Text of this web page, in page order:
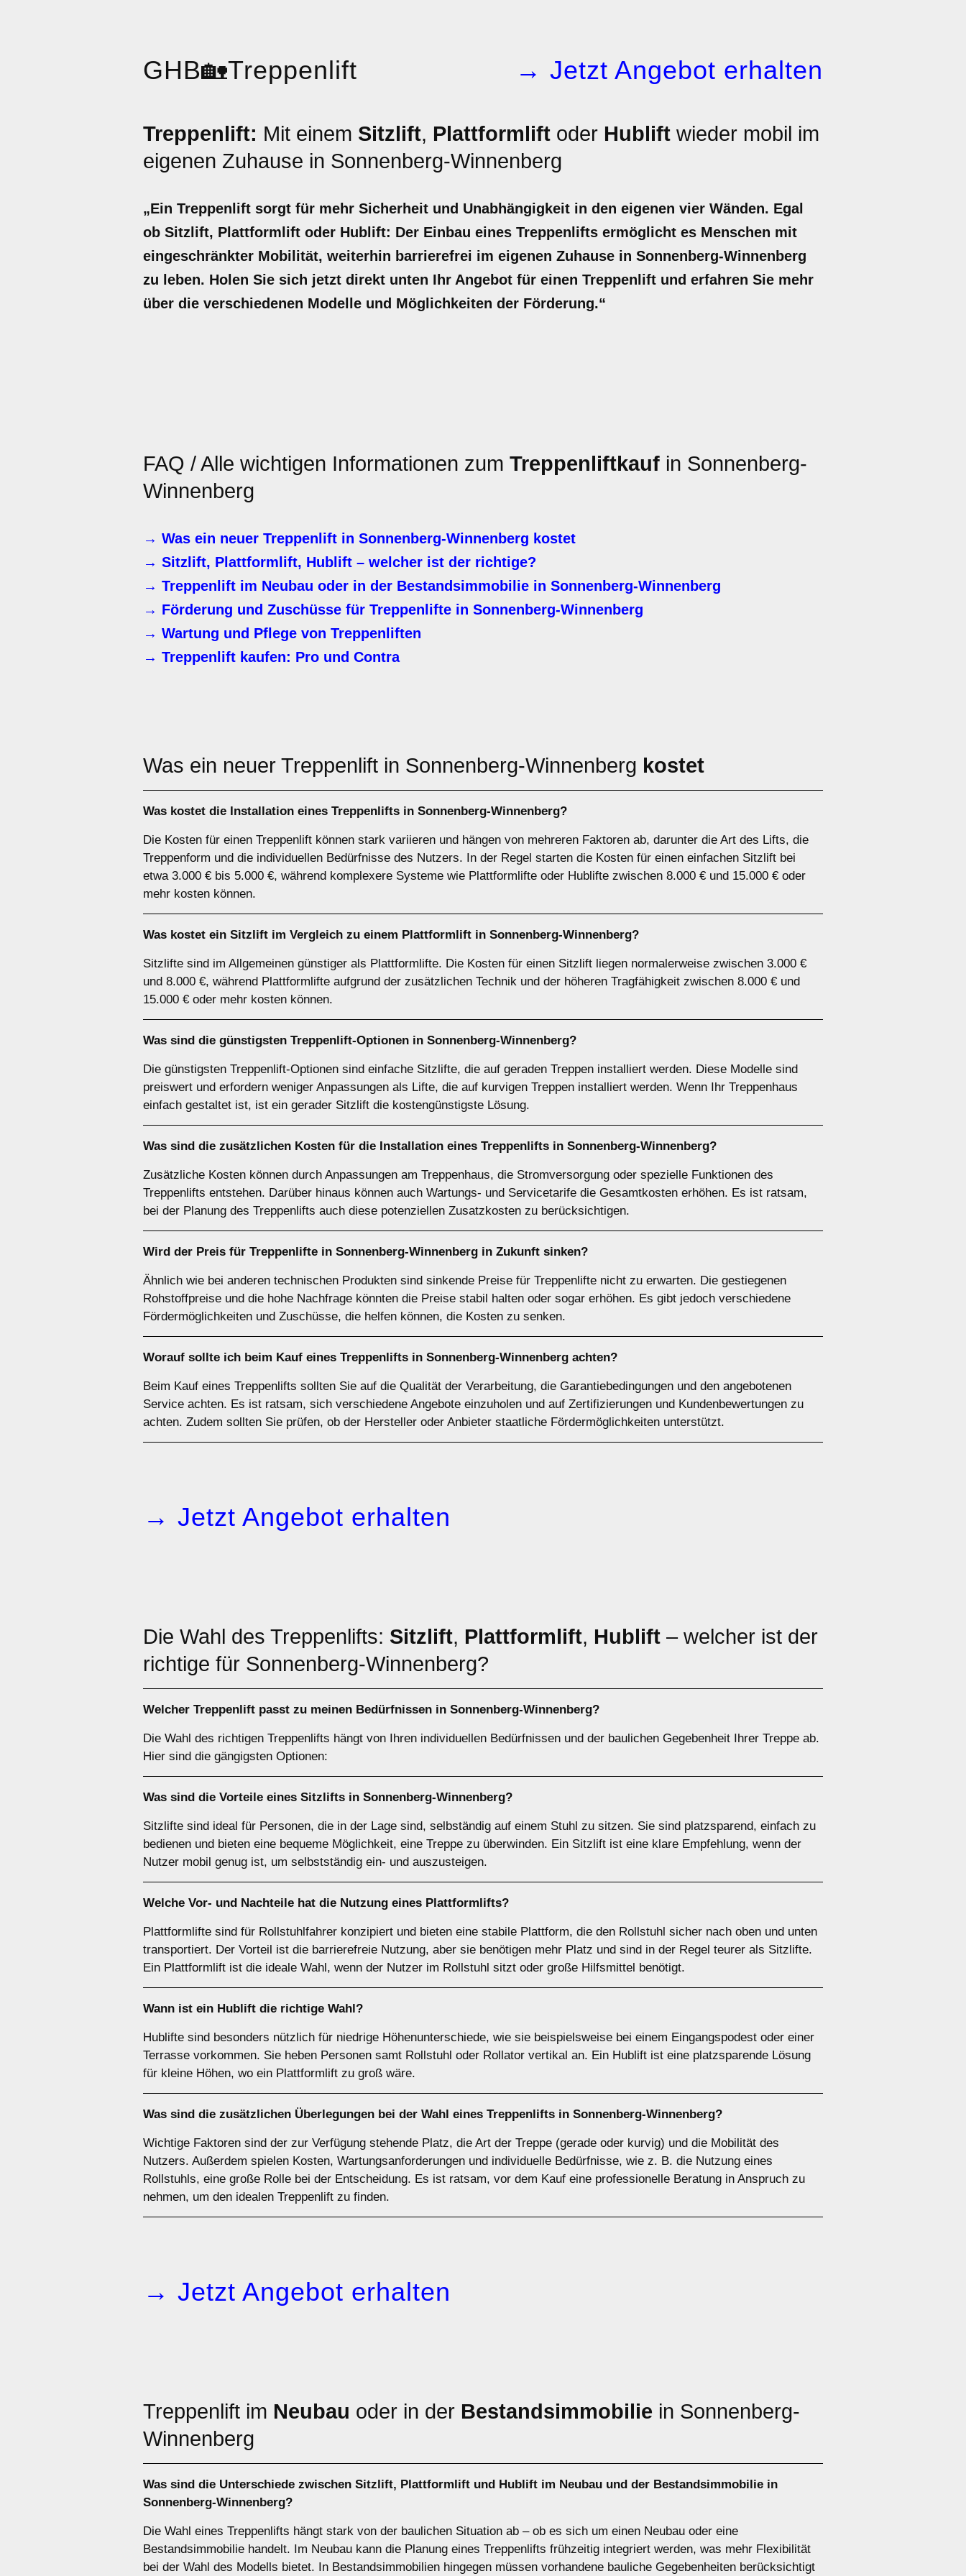
GHB🏡Treppenlift → Jetzt Angebot erhalten
Treppenlift: Mit einem Sitzlift, Plattformlift oder Hublift wieder mobil im
eigenen Zuhause in Sonnenberg-Winnenberg
„Ein Treppenlift sorgt für mehr Sicherheit und Unabhängigkeit in den eigenen vier Wänden. Egal
ob Sitzlift, Plattformlift oder Hublift: Der Einbau eines Treppenlifts ermöglicht es Menschen mit
eingeschränkter Mobilität, weiterhin barrierefrei im eigenen Zuhause in Sonnenberg-Winnenberg
zu leben. Holen Sie sich jetzt direkt unten Ihr Angebot für einen Treppenlift und erfahren Sie mehr
über die verschiedenen Modelle und Möglichkeiten der Förderung.“
FAQ / Alle wichtigen Informationen zum Treppenliftkauf in Sonnenberg-
Winnenberg
→ Was ein neuer Treppenlift in Sonnenberg-Winnenberg kostet
→ Sitzlift, Plattformlift, Hublift – welcher ist der richtige?
→ Treppenlift im Neubau oder in der Bestandsimmobilie in Sonnenberg-Winnenberg
→ Förderung und Zuschüsse für Treppenlifte in Sonnenberg-Winnenberg
→ Wartung und Pflege von Treppenliften
→ Treppenlift kaufen: Pro und Contra
Was ein neuer Treppenlift in Sonnenberg-Winnenberg kostet
Was kostet die Installation eines Treppenlifts in Sonnenberg-Winnenberg?
Die Kosten für einen Treppenlift können stark variieren und hängen von mehreren Faktoren ab, darunter die Art des Lifts, die
Treppenform und die individuellen Bedürfnisse des Nutzers. In der Regel starten die Kosten für einen einfachen Sitzlift bei
etwa 3.000 € bis 5.000 €, während komplexere Systeme wie Plattformlifte oder Hublifte zwischen 8.000 € und 15.000 € oder
mehr kosten können.
Was kostet ein Sitzlift im Vergleich zu einem Plattformlift in Sonnenberg-Winnenberg?
Sitzlifte sind im Allgemeinen günstiger als Plattformlifte. Die Kosten für einen Sitzlift liegen normalerweise zwischen 3.000 €
und 8.000 €, während Plattformlifte aufgrund der zusätzlichen Technik und der höheren Tragfähigkeit zwischen 8.000 € und
15.000 € oder mehr kosten können.
Was sind die günstigsten Treppenlift-Optionen in Sonnenberg-Winnenberg?
Die günstigsten Treppenlift-Optionen sind einfache Sitzlifte, die auf geraden Treppen installiert werden. Diese Modelle sind
preiswert und erfordern weniger Anpassungen als Lifte, die auf kurvigen Treppen installiert werden. Wenn Ihr Treppenhaus
einfach gestaltet ist, ist ein gerader Sitzlift die kostengünstigste Lösung.
Was sind die zusätzlichen Kosten für die Installation eines Treppenlifts in Sonnenberg-Winnenberg?
Zusätzliche Kosten können durch Anpassungen am Treppenhaus, die Stromversorgung oder spezielle Funktionen des
Treppenlifts entstehen. Darüber hinaus können auch Wartungs- und Servicetarife die Gesamtkosten erhöhen. Es ist ratsam,
bei der Planung des Treppenlifts auch diese potenziellen Zusatzkosten zu berücksichtigen.
Wird der Preis für Treppenlifte in Sonnenberg-Winnenberg in Zukunft sinken?
Ähnlich wie bei anderen technischen Produkten sind sinkende Preise für Treppenlifte nicht zu erwarten. Die gestiegenen
Rohstoffpreise und die hohe Nachfrage könnten die Preise stabil halten oder sogar erhöhen. Es gibt jedoch verschiedene
Fördermöglichkeiten und Zuschüsse, die helfen können, die Kosten zu senken.
Worauf sollte ich beim Kauf eines Treppenlifts in Sonnenberg-Winnenberg achten?
Beim Kauf eines Treppenlifts sollten Sie auf die Qualität der Verarbeitung, die Garantiebedingungen und den angebotenen
Service achten. Es ist ratsam, sich verschiedene Angebote einzuholen und auf Zertifizierungen und Kundenbewertungen zu
achten. Zudem sollten Sie prüfen, ob der Hersteller oder Anbieter staatliche Fördermöglichkeiten unterstützt.
→ Jetzt Angebot erhalten
Die Wahl des Treppenlifts: Sitzlift, Plattformlift, Hublift – welcher ist der
richtige für Sonnenberg-Winnenberg?
Welcher Treppenlift passt zu meinen Bedürfnissen in Sonnenberg-Winnenberg?
Die Wahl des richtigen Treppenlifts hängt von Ihren individuellen Bedürfnissen und der baulichen Gegebenheit Ihrer Treppe ab.
Hier sind die gängigsten Optionen:
Was sind die Vorteile eines Sitzlifts in Sonnenberg-Winnenberg?
Sitzlifte sind ideal für Personen, die in der Lage sind, selbständig auf einem Stuhl zu sitzen. Sie sind platzsparend, einfach zu
bedienen und bieten eine bequeme Möglichkeit, eine Treppe zu überwinden. Ein Sitzlift ist eine klare Empfehlung, wenn der
Nutzer mobil genug ist, um selbstständig ein- und auszusteigen.
Welche Vor- und Nachteile hat die Nutzung eines Plattformlifts?
Plattformlifte sind für Rollstuhlfahrer konzipiert und bieten eine stabile Plattform, die den Rollstuhl sicher nach oben und unten
transportiert. Der Vorteil ist die barrierefreie Nutzung, aber sie benötigen mehr Platz und sind in der Regel teurer als Sitzlifte.
Ein Plattformlift ist die ideale Wahl, wenn der Nutzer im Rollstuhl sitzt oder große Hilfsmittel benötigt.
Wann ist ein Hublift die richtige Wahl?
Hublifte sind besonders nützlich für niedrige Höhenunterschiede, wie sie beispielsweise bei einem Eingangspodest oder einer
Terrasse vorkommen. Sie heben Personen samt Rollstuhl oder Rollator vertikal an. Ein Hublift ist eine platzsparende Lösung
für kleine Höhen, wo ein Plattformlift zu groß wäre.
Was sind die zusätzlichen Überlegungen bei der Wahl eines Treppenlifts in Sonnenberg-Winnenberg?
Wichtige Faktoren sind der zur Verfügung stehende Platz, die Art der Treppe (gerade oder kurvig) und die Mobilität des
Nutzers. Außerdem spielen Kosten, Wartungsanforderungen und individuelle Bedürfnisse, wie z. B. die Nutzung eines
Rollstuhls, eine große Rolle bei der Entscheidung. Es ist ratsam, vor dem Kauf eine professionelle Beratung in Anspruch zu
nehmen, um den idealen Treppenlift zu finden.
→ Jetzt Angebot erhalten
Treppenlift im Neubau oder in der Bestandsimmobilie in Sonnenberg-
Winnenberg
Was sind die Unterschiede zwischen Sitzlift, Plattformlift und Hublift im Neubau und der Bestandsimmobilie in
Sonnenberg-Winnenberg?
Die Wahl eines Treppenlifts hängt stark von der baulichen Situation ab – ob es sich um einen Neubau oder eine
Bestandsimmobilie handelt. Im Neubau kann die Planung eines Treppenlifts frühzeitig integriert werden, was mehr Flexibilität
bei der Wahl des Modells bietet. In Bestandsimmobilien hingegen müssen vorhandene bauliche Gegebenheiten berücksichtigt